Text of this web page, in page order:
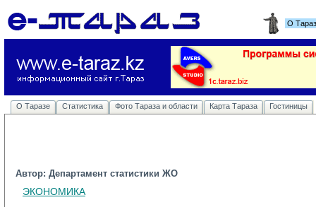
О
О Таразе Статистика Фото Тараза и области Карта Тараза Гостиницы
Автор: Департамент статистики ЖО
ЭКОНОМИКА